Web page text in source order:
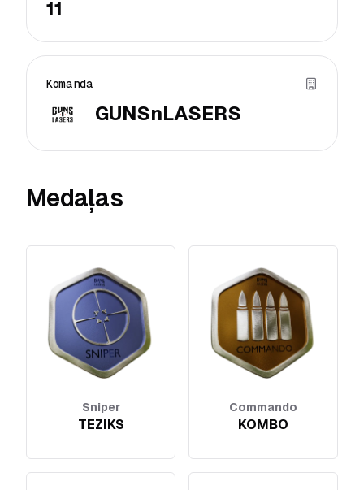
11
Komanda
GUNSnLASERS
Medaļas
Sniper
TEZIKS
Commando
KOMBO